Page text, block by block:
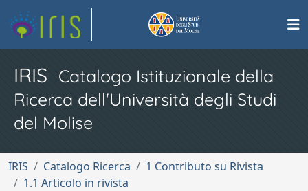
IRIS Catalogo Istituzionale della
Ricerca dell'Università degli Studi
del Molise
IRIS Catalogo Ricerca
1 Contributo su Rivista
1.1 Articolo in rivista